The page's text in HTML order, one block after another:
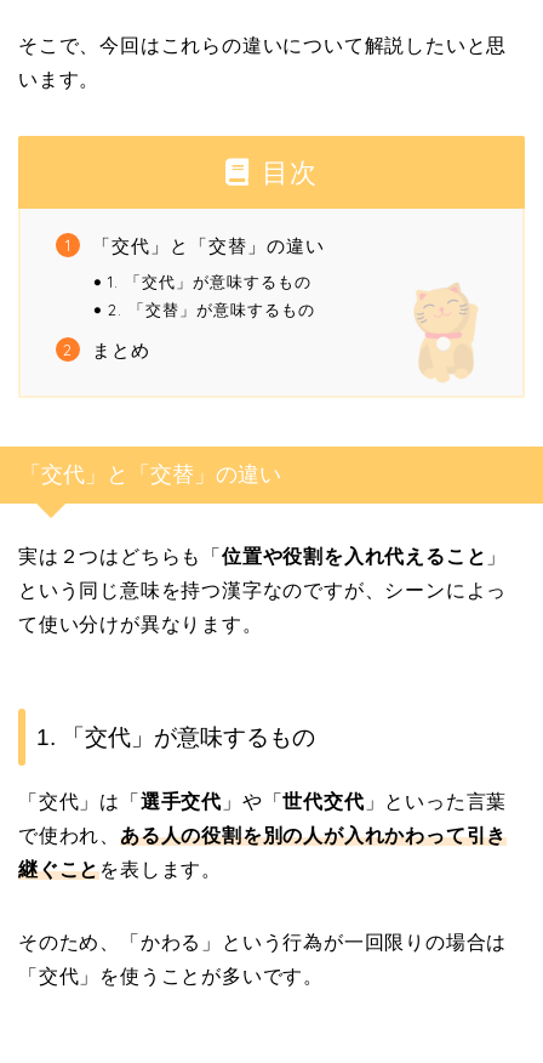
そこで、今回はこれらの違いについて解説したいと思
います。
目次
「交代」と「交替」の違い
1. 「交代」が意味するもの
2. 「交替」が意味するもの
まとめ
「交代」と「交替」の違い
実は２つはどちらも「 位置や役割を入れ代えること 」
という同じ意味を持つ漢字なのですが、シーンによっ
て使い分けが異なります。
1. 「交代」が意味するもの
「交代」は「 選手交代 」や「世代交代 」といった言葉
で使われ、 ある人の役割を別の人が入れかわって引き
継ぐことを表します。
そのため、「かわる」という行為が一回限りの場合は
「交代」を使うことが多いです。